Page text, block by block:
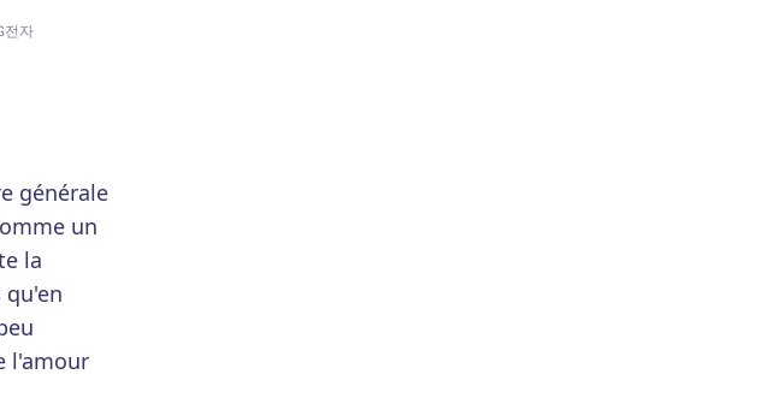
전자
générale
un
la
l'amour